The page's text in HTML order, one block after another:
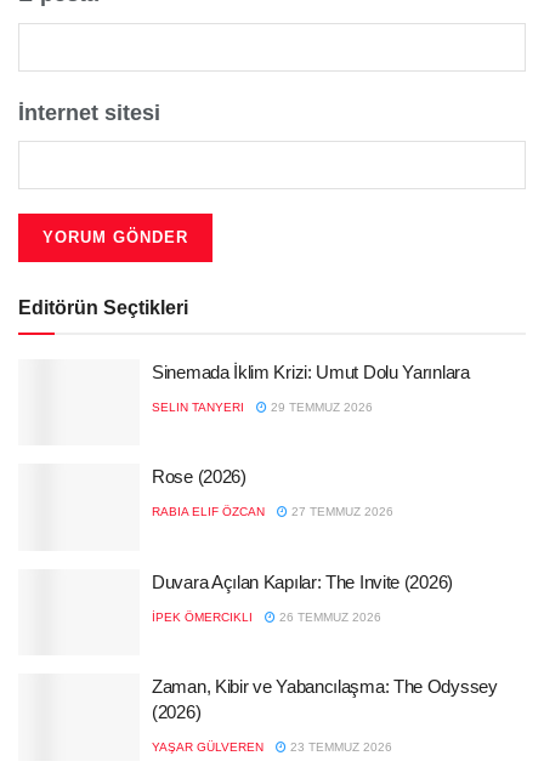
İnternet sitesi
Editörün Seçtikleri
Sinemada İklim Krizi: Umut Dolu Yarınlara
SELIN TANYERI 29 TEMMUZ 2026
Rose (2026)
RABIA ELIF ÖZCAN 27 TEMMUZ 2026
Duvara Açılan Kapılar: The Invite (2026)
İPEK ÖMERCIKLI 26 TEMMUZ 2026
Zaman, Kibir ve Yabancılaşma: The Odyssey
(2026)
YAŞAR GÜLVEREN 23 TEMMUZ 2026